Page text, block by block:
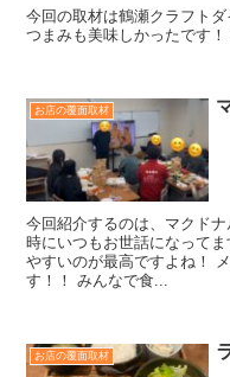
今回の取材は鶴瀬クラフト
つまみも美味しかったです
お店の覆面取材
今回紹介するのは、マクド
時にいつもお世話になって
やすいのが最高ですよね！
す！！ みんなで食...
お店の覆面取材